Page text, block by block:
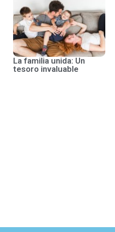
La familia unida: Un
tesoro invaluable